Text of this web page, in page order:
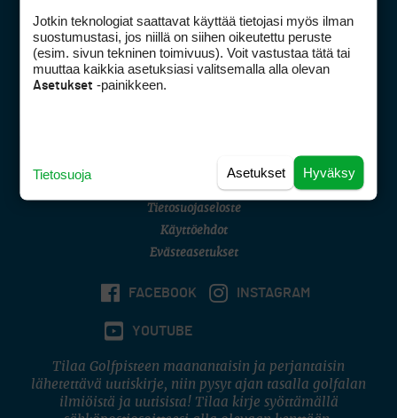
Golfpisteen yhteystiedot
DSA avoimuusraportti
Asiakaspalvelu
(digi) digi@otavamedia.fi
Tietosuojaseloste
Käyttöehdot
Evästeasetukset
FACEBOOK INSTAGRAM
YOUTUBE
Tilaa Golfpisteen maanantaisin ja perjantaisin
lähetettävä uutiskirje, niin pysyt ajan tasalla golfalan
ilmiöistä ja uutisista! Tilaa kirje syöttämällä
Jotkin teknologiat saattavat käyttää tietojasi myös ilman
suostumustasi, jos niillä on siihen oikeutettu peruste
(esim. sivun tekninen toimivuus). Voit vastustaa tätä tai
muuttaa kaikkia asetuksiasi valitsemalla alla olevan
Asetukset -painikkeen.
Hyväksy
Asetukset
Tietosuoja